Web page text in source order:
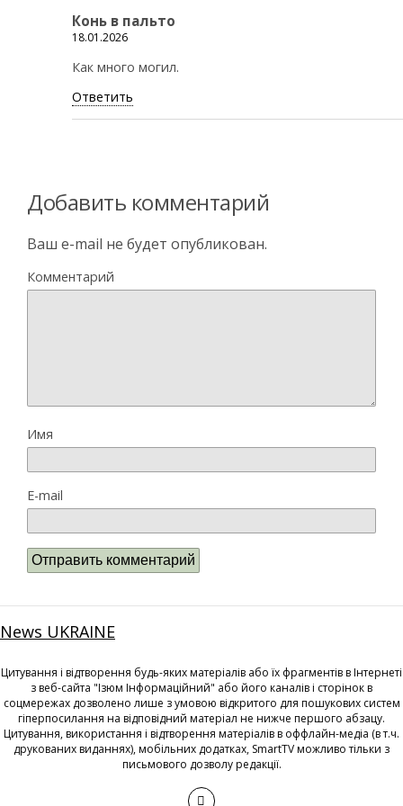
Конь в пальто
18.01.2026
Как много могил.
Ответить
Добавить комментарий
Ваш e-mail не будет опубликован.
Комментарий
Имя
E-mail
News UKRAINE
Цитування і відтворення будь-яких матеріалів або їх фрагментів в Інтернеті
з веб-сайта "Ізюм Інформаційний" або його каналів і сторінок в
соцмережах дозволено лише з умовою відкритого для пошукових систем
гіперпосилання на відповідний матеріал не нижче першого абзацу.
Цитування, використання і відтворення матеріалів в оффлайн-медіа (в т.ч.
друкованих виданнях), мобільних додатках, SmartTV можливо тільки з
письмового дозволу редакції.